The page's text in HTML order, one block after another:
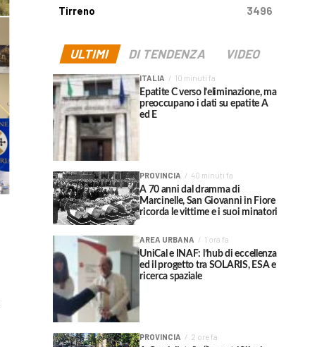
Tirreno
3496
ULTIMI DI TENDENZA VIDEO
ITALIA 10 minuti fa
Epatite C verso l’eliminazione, ma
preoccupano i dati su epatite A
ed E
PROVINCIA 40 minuti fa
A 70 anni dal dramma di
Marcinelle, San Giovanni in Fiore
ricorda le vittime e i suoi minatori
AREA URBANA 1 ora fa
UniCal e INAF: l’hub di eccellenza
ed il progetto tra SOLARIS, ESA e
ricerca spaziale
PROVINCIA 2 ore fa